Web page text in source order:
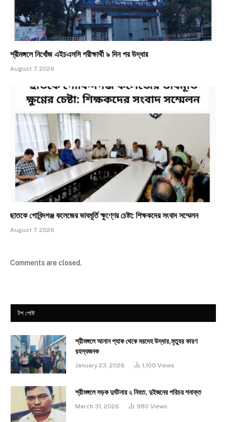
শ্রীমঙ্গলে নিখোঁজ এইচএসসি পরীক্ষার্থী ৯ দিন পর উদ্ধার
August 7, 2026
ছাতকে গোবিন্দগঞ্জ কলেজের ভাবমূর্তি ক্ষুণ্ণের চেষ্টা: শিক্ষকদের সংবাদ সম্মেলন
August 7, 2026
Comments are closed.
টপ পোষ্ট
শ্রীমঙ্গলে আনান প্যাক থেকে মরদেহ উদ্ধার,মৃত্যুর কারণ
রহস্যজনক
January 23, 2026 1,100 Views
শ্রীমঙ্গলে সড়ক দুর্ঘটনায় ২ নিহত, দুইজনের পরিচয় শনাক্ত
March 31, 2026 980 Views